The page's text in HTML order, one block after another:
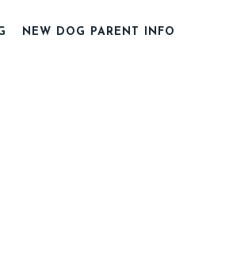
NEW DOG PARENT INFO